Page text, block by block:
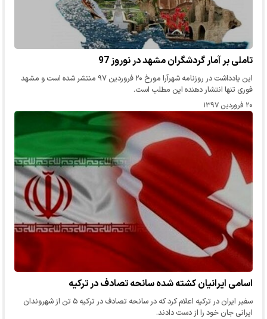
تاملی بر آمار گردشگران مشهد در نوروز 97
این یادداشت در روزنامه شهرآرا مورخ ۲۰ فروردین ۹۷ منتشر شده است و مشهد
فوری تنها انتشار دهنده این مطلب است.
۲۰ فروردین ۱۳۹۷
اسامی ایرانیان کشته شده سانحه تصادف در ترکیه
سفیر ایران در ترکیه اعلام کرد که در سانحه تصادف در ترکیه ۵ تن از شهروندان
ایرانی جان خود را از دست دادند.